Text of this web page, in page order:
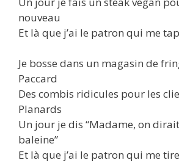
nouveau
Et là que j’ai le patron qui me
Je bosse dans un magasin de
Paccard
Des combis ridicules pour les
Planards
Un jour je dis “Madame, on
baleine”
Et là que j’ai le patron qui me